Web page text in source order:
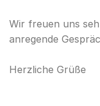
Wir freuen uns
anregende
Herzliche Grüße